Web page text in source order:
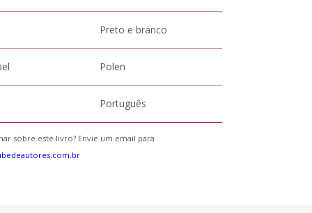
Preto e branco
Polen
Português
sobre este livro? Envie um email para